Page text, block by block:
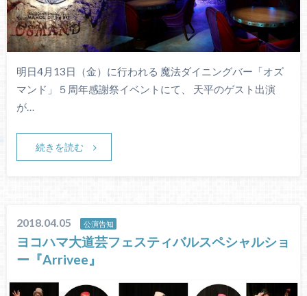
明日4月13日（金）に行われる 魔法ダイニングバー「オズ
マンド」５周年感謝祭イベントにて、 天平のゲスト出演
が…
続きを読む
2018.04.05 公演告知
ヨコハマ大道芸フェスティバルスペシャルショ
ー『Arrivee』